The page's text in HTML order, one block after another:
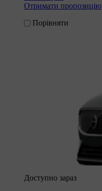
Отримати пропозицію
Порівняти
Доступно зараз